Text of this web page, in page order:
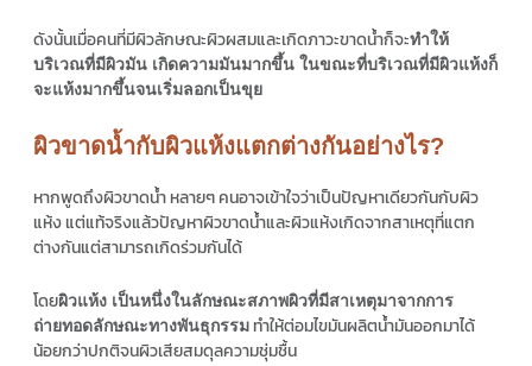
ดังนั้นเมื่อคนที่มีผิวลักษณะผิวผสมและเกิดภาวะขาดน้ำก็จะทำให้
บริเวณที่มีผิวมัน เกิดความมันมากขึ้น ในขณะที่บริเวณที่มีผิวแห้งก็
จะแห้งมากขึ้นจนเริ่มลอกเป็นขุย
ผิวขาดน้ำกับผิวแห้งแตกต่างกันอย่างไร?
หากพูดถึงผิวขาดน้ำ หลายๆ คนอาจเข้าใจว่าเป็นปัญหาเดียวกันกับผิว
แห้ง แต่แท้จริงแล้วปัญหาผิวขาดน้ำและผิวแห้งเกิดจากสาเหตุที่แตก
ต่างกันแต่สามารถเกิดร่วมกันได้
โดยผิวแห้ง เป็นหนึ่งในลักษณะสภาพผิวที่มีสาเหตุมาจากการ
ถ่ายทอดลักษณะทางพันธุกรรม ทำให้ต่อมไขมันผลิตน้ำมันออกมาได้
น้อยกว่าปกติจนผิวเสียสมดุลความชุ่มชื้น